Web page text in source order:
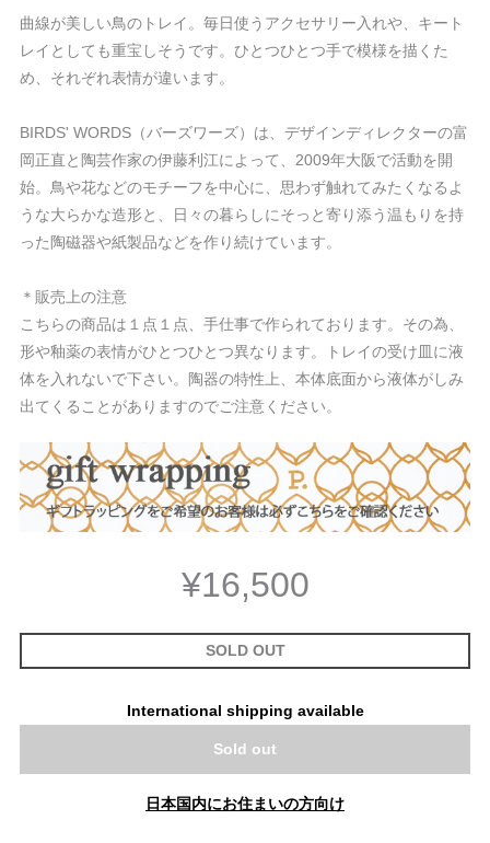
曲線が美しい鳥のトレイ。毎日使うアクセサリー入れや、キート
レイとしても重宝しそうです。ひとつひとつ手で模様を描くた
め、それぞれ表情が違います。
BIRDS' WORDS（バーズワーズ）は、デザインディレクターの富
岡正直と陶芸作家の伊藤利江によって、2009年大阪で活動を開
始。鳥や花などのモチーフを中心に、思わず触れてみたくなるよ
うな大らかな造形と、日々の暮らしにそっと寄り添う温もりを持
った陶磁器や紙製品などを作り続けています。
＊販売上の注意
こちらの商品は１点１点、手仕事で作られております。その為、
形や釉薬の表情がひとつひとつ異なります。トレイの受け皿に液
体を入れないで下さい。陶器の特性上、本体底面から液体がしみ
出てくることがありますのでご注意ください。
¥16,500
SOLD OUT
International shipping available
Sold out
日本国内にお住まいの方向け